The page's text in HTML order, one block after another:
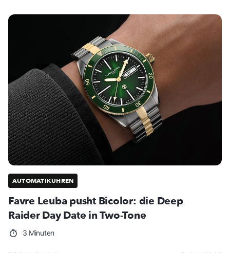
AUTOMATIKUHREN
Favre Leuba pusht Bicolor: die Deep
Raider Day Date in Two-Tone
3 Minuten